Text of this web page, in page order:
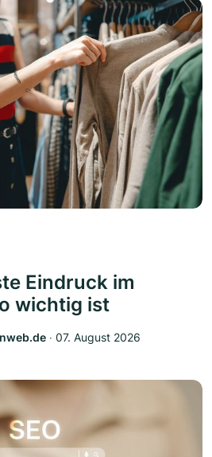
Eindruck im
wichtig ist
‧ 07. August 2026